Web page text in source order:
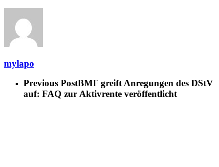
mylapo
Previous PostBMF greift Anregungen des DStV
auf: FAQ zur Aktivrente veröffentlicht